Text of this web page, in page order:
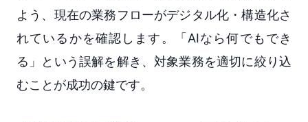
よう、現在の業務フローがデジタル化・構造化さ
れているかを確認します。「AIなら何でもでき
る」という誤解を解き、対象業務を適切に絞り込
むことが成功の鍵です。